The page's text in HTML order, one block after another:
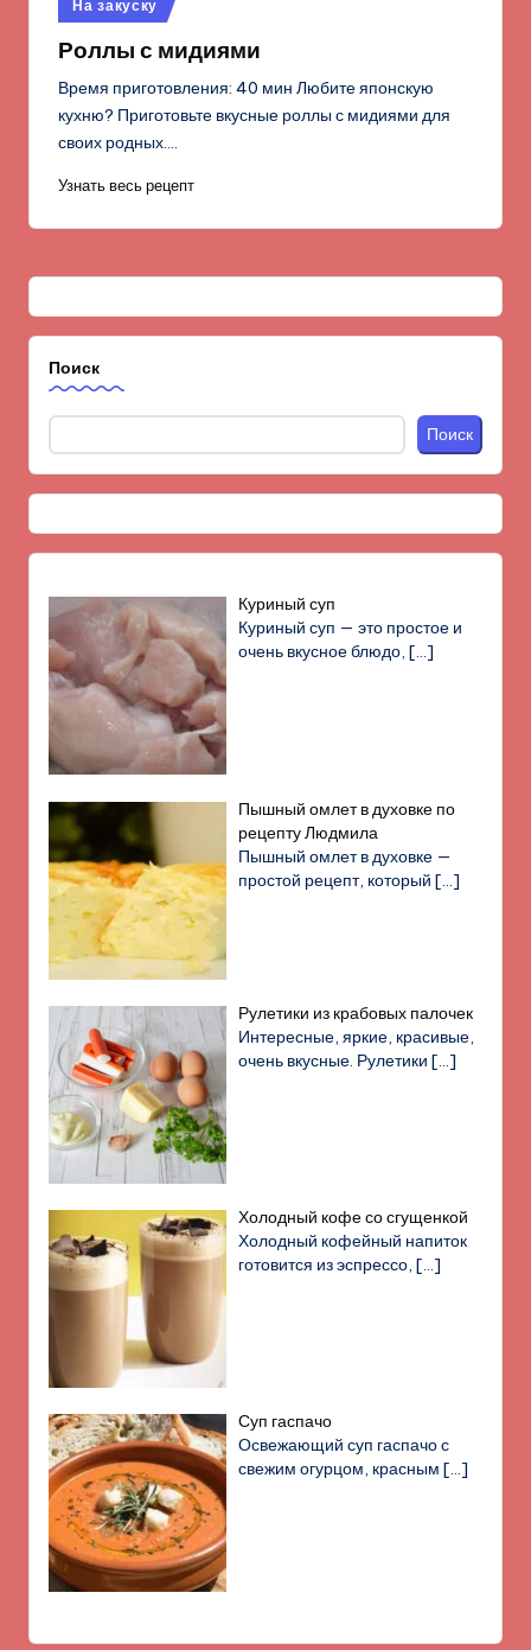
в
На закуску
Роллы с мидиями
Время приготовления: 40 мин Любите японскую
кухню? Приготовьте вкусные роллы с мидиями для
своих родных.…
Узнать весь рецепт
Поиск
Поиск
Куриный суп
Куриный суп — это простое и
очень вкусное блюдо,[…]
Пышный омлет в духовке по
рецепту Людмила
Пышный омлет в духовке —
простой рецепт, который[…]
Рулетики из крабовых палочек
Интересные, яркие, красивые,
очень вкусные. Рулетики[…]
Холодный кофе со сгущенкой
Холодный кофейный напиток
готовится из эспрессо,[…]
Суп гаспачо
Освежающий суп гаспачо с
свежим огурцом, красным[…]